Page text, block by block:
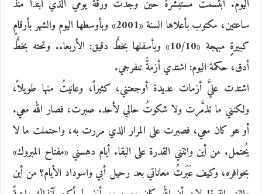
اليوم. ابتسمتُ مستبشرةً حين وجدت ورقة يومي الذي ابتدأ منذ
ساعتين، مكتوب بأعلاها السنة «2001» وبأوسطها اليوم والشهر بأرقامٍ
كبيرةٍ مبهجة «10/10» وبأسفلها بخطًّ دقيق: الأربعاء. وتحته بخطًّ
أدق، حكمة اليوم: اشتدي أزمةُّ تنفرجي.
اشتدت عليَّ أزمات عديدة أوجعتني، كثيراً، وعانيتُ منها طويلاً،
ولكنني ما تذمَّرت ولا شكوتُ حالي لأحد. صبرت، فصار الله معي.
أو هو كان معي، فصبرت على المرار الذي مررت به، واحتملت ما لا
يُحتمل. من أين واتتني القدرة على البقاء أيام دهسني «مفتاح المبروك»
بحوافره، وكيف عَبَرتُ معاناتي بعد رحيل أبي واسوداد الأيام؟ من أين